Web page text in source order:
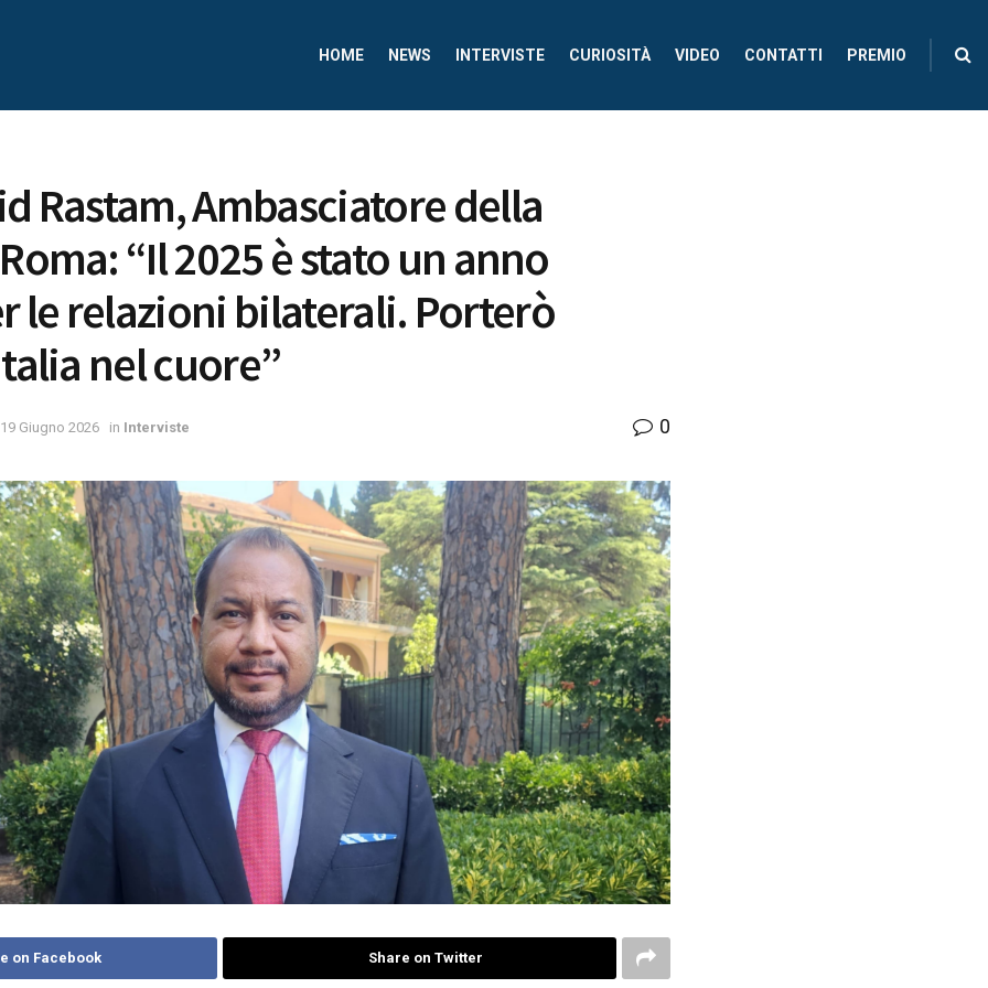
HOME NEWS INTERVISTE CURIOSITÀ VIDEO CONTATTI PREMIO
Rastam, Ambasciatore della
“Il 2025 è stato un anno
le relazioni bilaterali. Porterò
nel cuore”
19 Giugno 2026 in Interviste 0
on Facebook Share on Twitter